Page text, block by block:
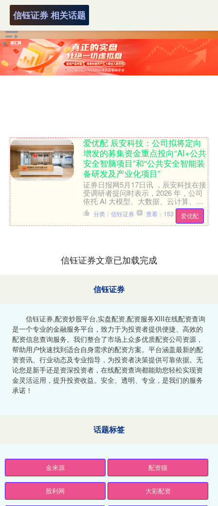
信钰证券 相关话题
爱优配 辰安科技：公司拟将定向
增发的募集资金重点投向“AI+公共
安全智脑项目”和“公共安全智能装
备研发及产业化项目”
证券日报网5月17日讯 ，辰安科技在接
受调研者提问时表示，2026 年，公司
依托 AI 大模型、大数据、云计算、物
联网、BIM、GIS 等先进技术，在极端
暴雨级....
爱优配
分类：信钰证券 查看：153
信钰证券文章已加载完成
信钰证券
信钰证券,配资炒股平台,实盘配资,配资服务XIII‌在线配资查询
是一个专业的金融服务平台，致力于为投资者提供便捷、高效的
配资信息查询服务。我们整合了市场上众多优质配资公司资源，
帮助用户快速找到适合自身需求的配资方案。平台涵盖最新的配
资资讯、行业动态及专业指导，为投资者决策提供可靠依据。无
论您是新手还是资深投资者，在线配资查询都能助您轻松实现资
金灵活运用，提升投资收益。安全、透明、专业，是我们的服务
承诺！
话题标签
金来源 配资猫
股利网 大彩配资